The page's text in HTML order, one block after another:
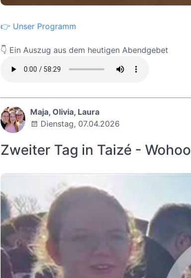
👉 Unser Programm
👇 Ein Auszug aus dem heutigen Abendgebet
Maja, Olivia, Laura
Dienstag, 07.04.2026
Zweiter Tag in Taizé -